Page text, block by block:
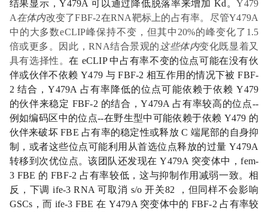
结果显示，Y479A 可以通过降低脱落率来增加 Kd。Y479
A在体内改变了FBF-2在RNA靶标上的占有率。尽管Y479A
中的大多数eCLIP峰保持不变，但其中20%的峰变化了1.5
倍或更多。因此，RNA结合景观的 这些体内变化既显着又
具有选择性。在 eCLIP 中占有率不变的位点可能在没有伙
伴或伙伴不依赖 Y479 与 FBF-2 相互作用的情况下被 FBF-
2 结合，Y479A 占有率降低的位点可能依赖于依赖 Y479
的伙伴来稳定 FBF-2 的结合，Y479A 占有率较高的位点--
例如编码区中的位点--在野生型中可能依赖于依赖 Y479 的
伙伴来破坏 FBE 占有率的稳定性或释放 C 端尾部的自身抑
制，或者这些位点可能利用从首选位点释放的过量 Y479A
转移到次优位点。该团队还发现在 Y479A 突变体中，fem-
3 FBE 的 FBF-2 占有率较低，这与抑制作用减弱一致。相
反，下调 ife-3 RNA 可取消 s/o 开关82 ，但同样不会影响
GSCs，而 ife-3 FBE 在 Y479A 突变体中的 FBF-2 占有率较